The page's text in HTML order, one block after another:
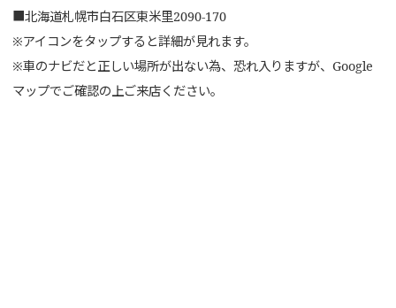
■北海道札幌市白石区東米里2090-170
※アイコンをタップすると詳細が見れます。
※車のナビだと正しい場所が出ない為、恐れ入りますが、Google
マップでご確認の上ご来店ください。